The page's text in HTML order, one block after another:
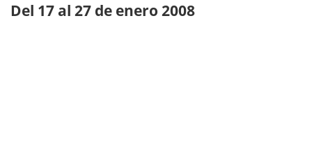
Del 17 al 27 de enero 2008